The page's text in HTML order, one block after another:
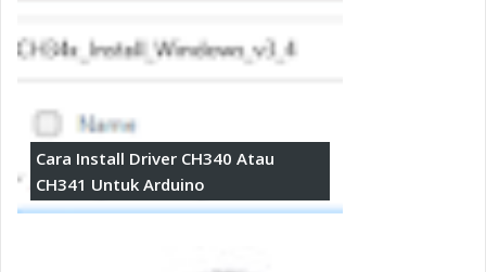
Cara Install Driver CH340 Atau
CH341 Untuk Arduino